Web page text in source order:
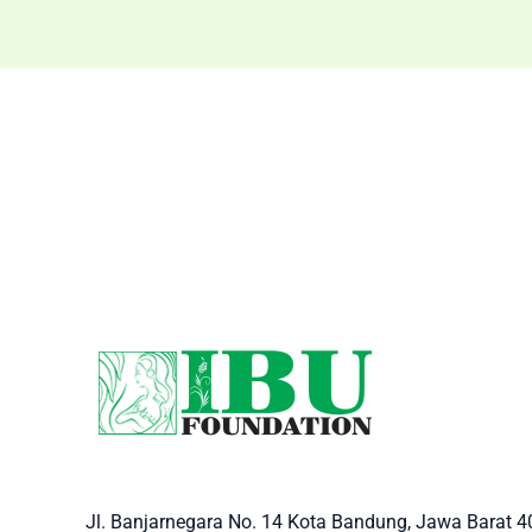
Jl. Banjarnegara No. 14 Kota Bandung, Jawa Barat